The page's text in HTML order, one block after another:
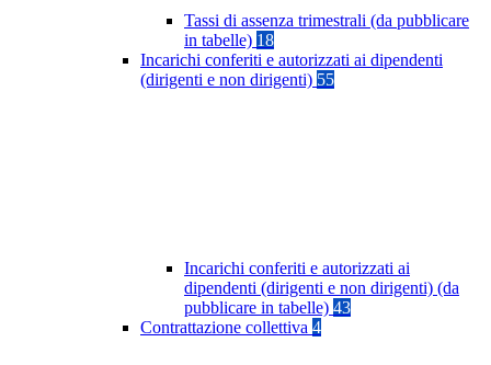
Tassi di assenza trimestrali (da pubblicare
in tabelle) 18
Incarichi conferiti e autorizzati ai dipendenti
(dirigenti e non dirigenti) 55
Incarichi conferiti e autorizzati ai
dipendenti (dirigenti e non dirigenti) (da
pubblicare in tabelle) 43
Contrattazione collettiva 4